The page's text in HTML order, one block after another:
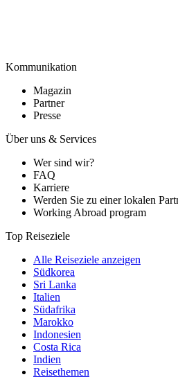
Kommunikation
Magazin
Partner
Presse
Über uns & Services
Wer sind wir?
FAQ
Karriere
Werden Sie zu einer lokalen
Working Abroad program
Top Reiseziele
Alle Reiseziele anzeigen
Südkorea
Sri Lanka
Italien
Südafrika
Marokko
Indonesien
Costa Rica
Indien
Reisethemen